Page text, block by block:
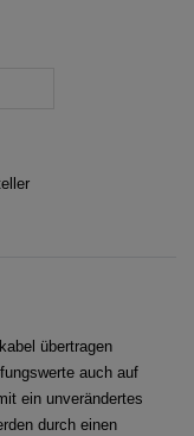
übertragen
auch auf
ein unverändertes
durch einen